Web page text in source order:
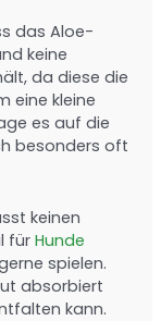
das Aloe-
keine
da diese die
eine kleine
es auf die
besonders oft
keinen
fürHunde
spielen.
absorbiert
kann.